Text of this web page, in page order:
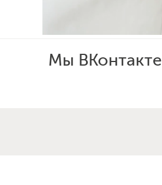
Мы ВКонтакте